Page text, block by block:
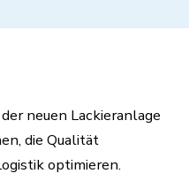
neuen Lackieranlage
die Qualität
optimieren.